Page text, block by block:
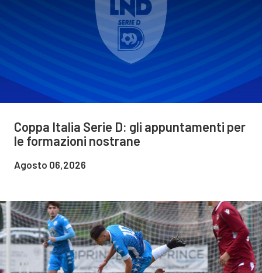
Coppa Italia Serie D: gli appuntamenti per
le formazioni nostrane
Agosto 06,2026